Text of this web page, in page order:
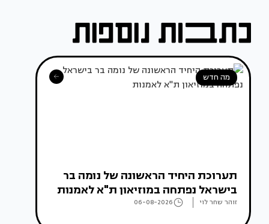
מה חדש
תערוכת היחיד הראשונה של נומה בר
בישראל נפתחה במוזיאון ת"א לאמנות
זוהר שחר לוי 06-08-2026